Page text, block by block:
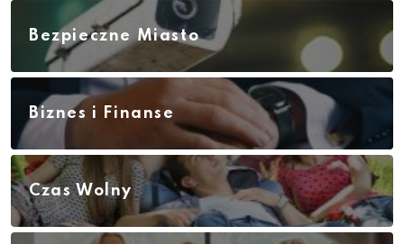
Bezpieczne Miasto
Biznes i Finanse
Czas Wolny